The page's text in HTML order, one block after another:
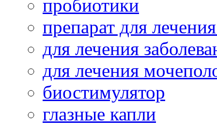
пробиотики
препарат для лечения
для лечения
для лечения
биостимулятор
глазные капли